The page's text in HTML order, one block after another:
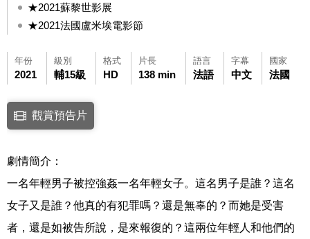
★2021蘇黎世影展
★2021法國盧米埃電影節
年份
2021
級別
輔15級
格式
HD
片長
138 min
語言
法語
字幕
中文
國家
法國
點擊下列連結開啟視窗後，可使用鍵盤Tab鍵移至影片中央播放鍵，再
連結至Youtube網站觀看此影片(開新視窗)
觀賞預告片
劇情簡介：
一名年輕男子被控強姦一名年輕女子。這名男子是誰？這名
女子又是誰？他真的有犯罪嗎？還是無辜的？而她是受害
者，還是如被告所說，是來報復的？這兩位年輕人和他們的